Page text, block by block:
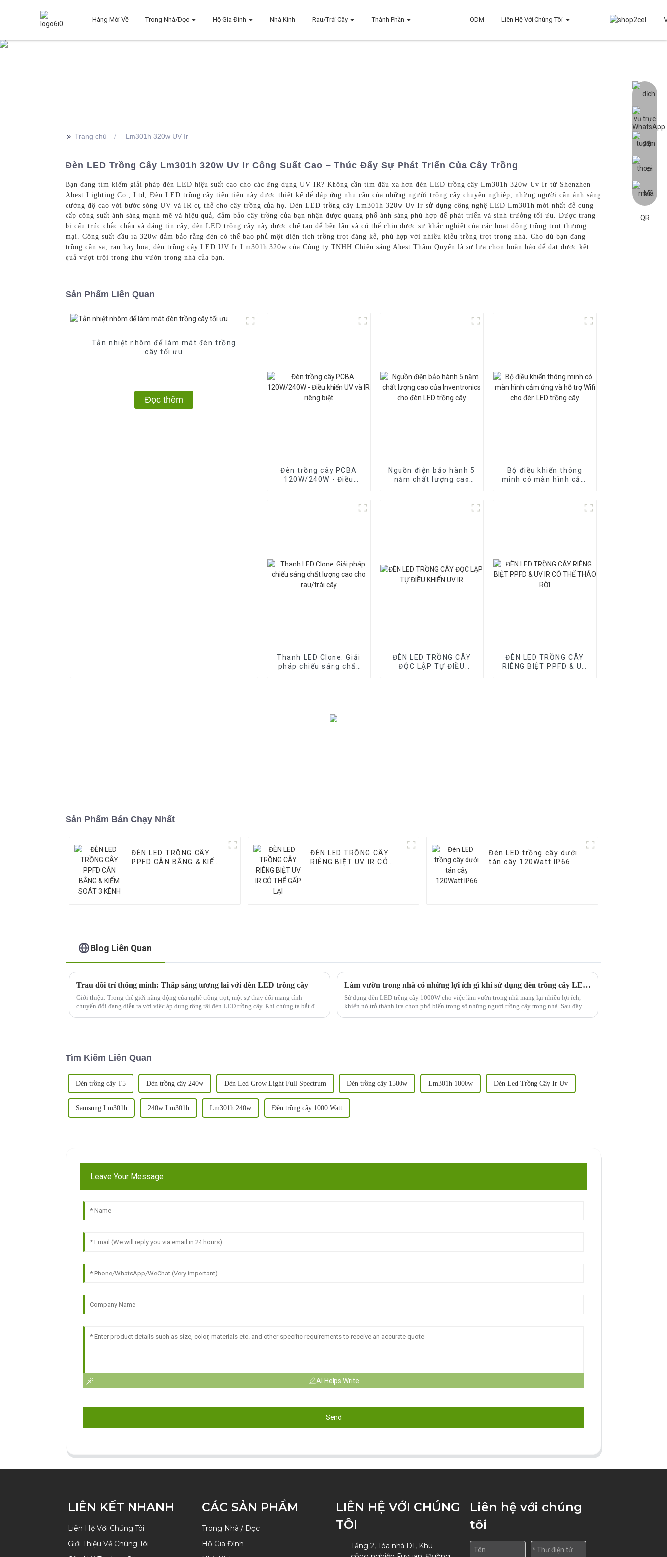
Hàng Mới Về Trong Nhà/Dọc Hộ Gia Đình Nhà Kính Rau/Trái Cây Thành Phần ODM Liên Hệ Với Chúng Tôi
>> Trang chủ Lm301h 320w UV Ir
Đèn LED Trồng Cây Lm301h 320w Uv Ir Công Suất Cao – Thúc Đẩy Sự Phát Triển Của Cây Trồng
Bạn đang tìm kiếm giải pháp đèn LED hiệu suất cao cho các ứng dụng UV IR? Không cần tìm đâu xa hơn đèn LED trồng cây Lm301h 320w Uv Ir từ Shenzhen
Abest Lighting Co., Ltd, Đèn LED trồng cây tiên tiến này được thiết kế để đáp ứng nhu cầu của những người trồng cây chuyên nghiệp, những người cần ánh sáng
cường độ cao với bước sóng UV và IR cụ thể cho cây trồng của họ. Đèn LED trồng cây Lm301h 320w Uv Ir sử dụng công nghệ LED Lm301h mới nhất để cung
cấp công suất ánh sáng mạnh mẽ và hiệu quả, đảm bảo cây trồng của bạn nhận được quang phổ ánh sáng phù hợp để phát triển và sinh trưởng tối ưu. Được trang
bị cấu trúc chắc chắn và đáng tin cậy, đèn LED trồng cây này được chế tạo để bền lâu và có thể chịu được sự khắc nghiệt của các hoạt động trồng trọt thương
mại. Công suất đầu ra 320w đảm bảo rằng đèn có thể bao phủ một diện tích trồng trọt đáng kể, phù hợp với nhiều kiểu trồng trọt trong nhà. Cho dù bạn đang
trồng cần sa, rau hay hoa, đèn trồng cây LED UV Ir Lm301h 320w của Công ty TNHH Chiếu sáng Abest Thâm Quyến là sự lựa chọn hoàn hảo để đạt được kết
quả vượt trội trong khu vườn trong nhà của bạn.
Sản Phẩm Liên Quan
Tản nhiệt nhôm để làm mát đèn trồng
cây tối ưu
Đọc thêm
Đèn trồng cây PCBA
120W/240W - Điều
Nguồn điện bảo hành 5
năm chất lượng cao
Bộ điều khiển thông
minh có màn hình cảm
Thanh LED Clone: ​​Giải
pháp chiếu sáng chất
ĐÈN LED TRỒNG CÂY
ĐỘC LẬP TỰ ĐIỀU
ĐÈN LED TRỒNG CÂY
RIÊNG BIỆT PPFD & UV
Sản Phẩm Bán Chạy Nhất
ĐÈN LED TRỒNG CÂY
PPFD CÂN BẰNG & KIỂM
ĐÈN LED TRỒNG CÂY
RIÊNG BIỆT UV IR CÓ
Đèn LED trồng cây dưới
tán cây 120Watt IP66
Blog Liên Quan
Trau dồi trí thông minh: Thắp sáng tương lai với đèn LED trồng cây
Giới thiệu: Trong thế giới năng động của nghề trồng trọt, một sự thay đổi mang tính
chuyển đổi đang diễn ra với việc áp dụng rộng rãi đèn LED trồng cây. Khi chúng ta bắt đầu
Làm vườn trong nhà có những lợi ích gì khi sử dụng đèn trồng cây LED 1000W?
Sử dụng đèn LED trồng cây 1000W cho việc làm vườn trong nhà mang lại nhiều lợi ích,
khiến nó trở thành lựa chọn phổ biến trong số những người trồng cây trong nhà. Sau đây là
Tìm Kiếm Liên Quan
Đèn trồng cây T5 Đèn trồng cây 240w Đèn Led Grow Light Full Spectrum Đèn trồng cây 1500w Lm301h 1000w Đèn Led Trồng Cây Ir Uv
Samsung Lm301h 240w Lm301h Lm301h 240w Đèn trồng cây 1000 Watt
Leave Your Message
AI Helps Write
Send
LIÊN KẾT NHANH
Liên Hệ Với Chúng Tôi
Giới Thiệu Về Chúng Tôi
CÁC SẢN PHẨM
Trong Nhà / Dọc
Hộ Gia Đình
LIÊN HỆ VỚI CHÚNG
TÔI
Tầng 2, Tòa nhà D1, Khu
Liên hệ với chúng
tôi